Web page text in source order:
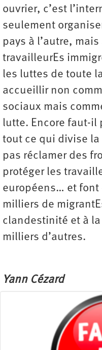
ouvrier, c’est
seulement
pays à l’autre,
travailleurEs
les luttes de toute
accueillir non
sociaux mais
lutte. Encore faut-il
tout ce qui divise
pas réclamer des
protéger les
européens… et font
milliers de
clandestinité et à
milliers d’autres.
Yann Cézard